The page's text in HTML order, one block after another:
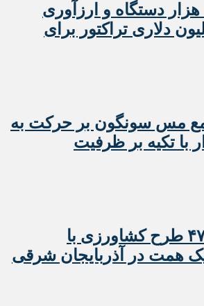
تولید بیش از10 هزار دستگاه و ارزآوری
بر 10 میلیون دلاری تراکتور برای
مس سونگون بر حرکت به
با تکیه بر ظرفیت
بهره‌برداری از ۴۷ طرح کشاورزی با
همت در آذربایجان شرقی